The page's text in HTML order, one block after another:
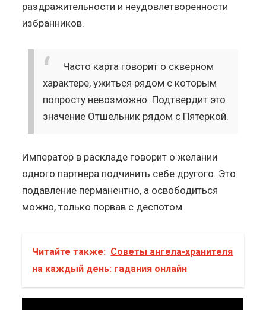
раздражительности и неудовлетворенности
избранников.
Часто карта говорит о скверном
характере, ужиться рядом с которым
попросту невозможно. Подтвердит это
значение Отшельник рядом с Пятеркой.
Император в раскладе говорит о желании
одного партнера подчинить себе другого. Это
подавление перманентно, а освободиться
можно, только порвав с деспотом.
Читайте также: Советы ангела-хранителя
на каждый день: гадания онлайн